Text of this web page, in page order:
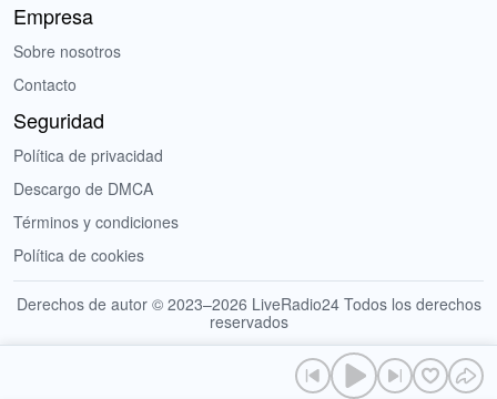
Empresa
Sobre nosotros
Contacto
Seguridad
Política de privacidad
Descargo de DMCA
Términos y condiciones
Política de cookies
Derechos de autor © 2023–2026 LiveRadio24 Todos los derechos
reservados